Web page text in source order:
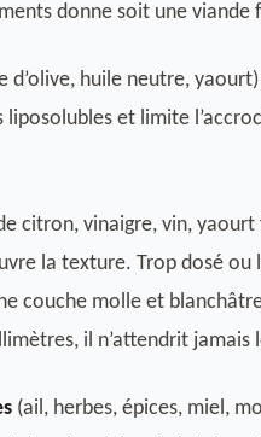
donne soit une
d’olive, huile neutre,
et limite
citron, vinaigre, vin,
la texture. Trop dosé
couche molle et
il n’attendrit jamais
(ail, herbes, épices, miel,